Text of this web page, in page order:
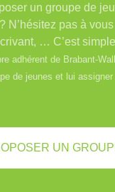
un groupe de
N’hésitez pas à
… C’est
adhérent de Brabant-
de jeunes et lui assigner
UN